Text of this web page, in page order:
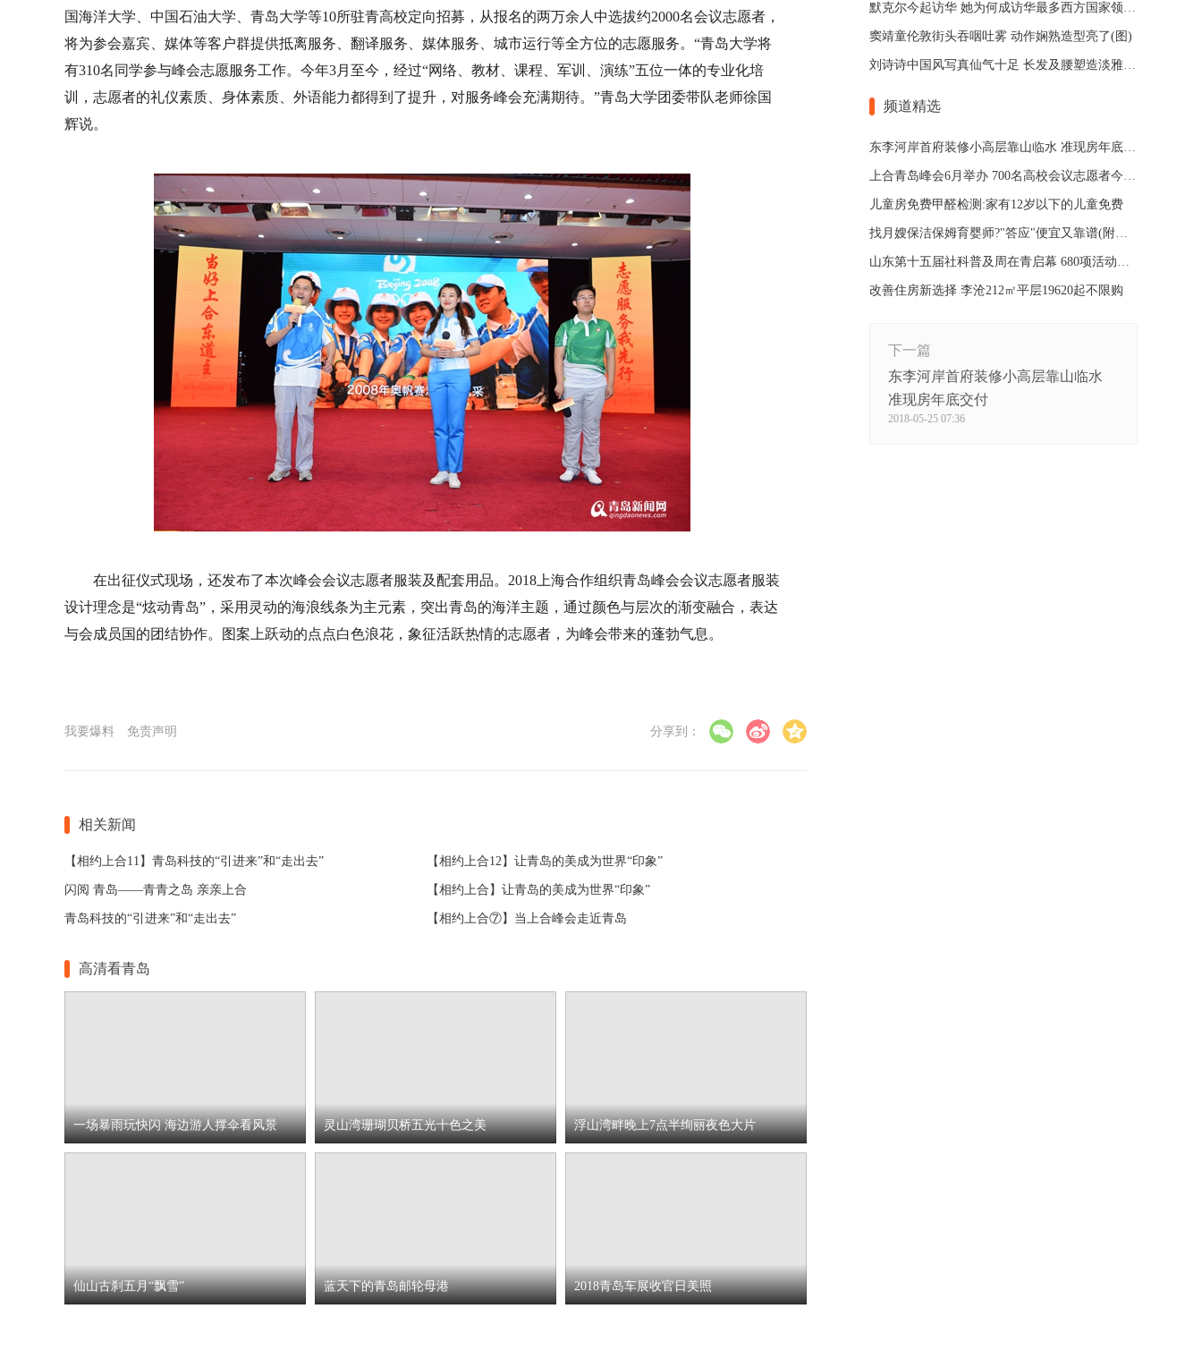
国海洋大学、中国石油大学、青岛大学等10所驻青高校定向招募，从报名的两万余人中选拔约2000名会议志愿者，
将为参会嘉宾、媒体等客户群提供抵离服务、翻译服务、媒体服务、城市运行等全方位的志愿服务。“青岛大学将
有310名同学参与峰会志愿服务工作。今年3月至今，经过“网络、教材、课程、军训、演练”五位一体的专业化培
训，志愿者的礼仪素质、身体素质、外语能力都得到了提升，对服务峰会充满期待。”青岛大学团委带队老师徐国
辉说。
在出征仪式现场，还发布了本次峰会会议志愿者服装及配套用品。2018上海合作组织青岛峰会会议志愿者服装
设计理念是“炫动青岛”，采用灵动的海浪线条为主元素，突出青岛的海洋主题，通过颜色与层次的渐变融合，表达
与会成员国的团结协作。图案上跃动的点点白色浪花，象征活跃热情的志愿者，为峰会带来的蓬勃气息。
我要爆料 免责声明 分享到：
相关新闻
【相约上合11】青岛科技的“引进来”和“走出去” 【相约上合12】让青岛的美成为世界“印象”
闪阅 青岛——青青之岛 亲亲上合 【相约上合】让青岛的美成为世界“印象”
青岛科技的“引进来”和“走出去” 【相约上合⑦】当上合峰会走近青岛
高清看青岛
一场暴雨玩快闪 海边游人撑伞看风景 灵山湾珊瑚贝桥五光十色之美 浮山湾畔晚上7点半绚丽夜色大片
仙山古刹五月“飘雪” 蓝天下的青岛邮轮母港 2018青岛车展收官日美照
默克尔今起访华 她为何成访华最多西方国家领导人
窦靖童伦敦街头吞咽吐雾 动作娴熟造型亮了(图)
刘诗诗中国风写真仙气十足 长发及腰塑造淡雅女人
频道精选
东李河岸首府装修小高层靠山临水 准现房年底交付
上合青岛峰会6月举办 700名高校会议志愿者今日出征
儿童房免费甲醛检测:家有12岁以下的儿童免费
找月嫂保洁保姆育婴师?"答应"便宜又靠谱(附福利)
山东第十五届社科普及周在青启幕 680项活动等你参与
改善住房新选择 李沧212㎡平层19620起不限购
下一篇
东李河岸首府装修小高层靠山临水
准现房年底交付
2018-05-25 07:36